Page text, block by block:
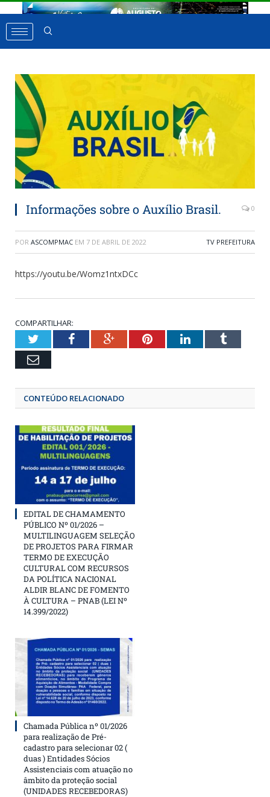
Informações sobre o Auxílio Brasil. 0
POR ASCOMPMAC EM 7 DE ABRIL DE 2022 TV PREFEITURA
https://youtu.be/Womz1ntxDCc
COMPARTILHAR:
TwitterFacebookGoogle+Pinterest
LinkedIn
Email
CONTEÚDO RELACIONADO
EDITAL DE CHAMAMENTO
PÚBLICO Nº 01/2026 –
MULTILINGUAGEM SELEÇÃO
DE PROJETOS PARA FIRMAR
TERMO DE EXECUÇÃO
CULTURAL COM RECURSOS
DA POLÍTICA NACIONAL
ALDIR BLANC DE FOMENTO
À CULTURA – PNAB (LEI Nº
14.399/2022)
Chamada Pública nº 01/2026
para realização de Pré-
cadastro para selecionar 02 (
duas ) Entidades Sócios
Assistenciais com atuação no
âmbito da proteção social
(UNIDADES RECEBEDORAS)